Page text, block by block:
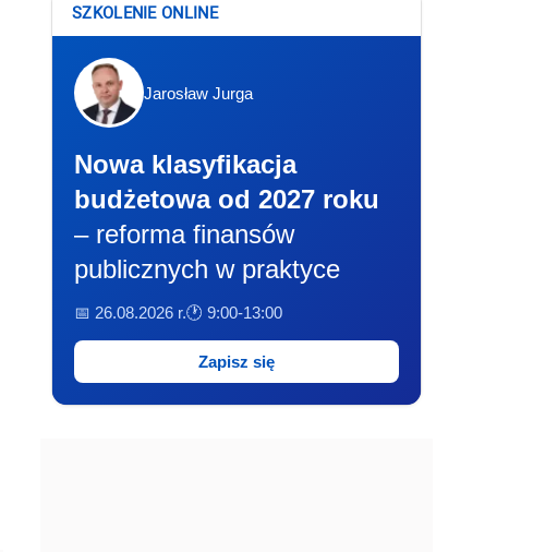
SZKOLENIE ONLINE
Jarosław Jurga
Nowa klasyfikacja
budżetowa od 2027 roku
– reforma finansów
publicznych w praktyce
📅 26.08.2026 r.🕐 9:00-13:00
Zapisz się